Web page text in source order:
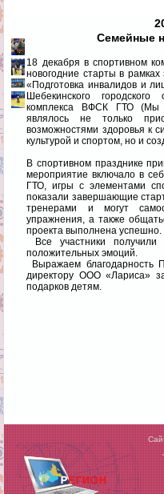
Семейные
18 декабря в спортивном
новогодние старты в
«Подготовка инвалидов и
Шебекинского
комплекса ВФСК ГТО (Мы
являлось не только
возможностями здоровья к
культурой и спортом, но и
В спортивном празднике
мероприятие включало в
ГТО, игры с элементами
показали завершающие
тренерами и могут
упражнения, а также
проекта выполнена успешно.
Все участники
положительных эмоций.
Выражаем благодарность
директору ООО «Лариса»
подарков детям.